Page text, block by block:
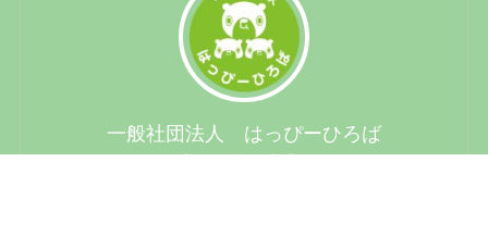
一般社団法人 はっぴーひろば